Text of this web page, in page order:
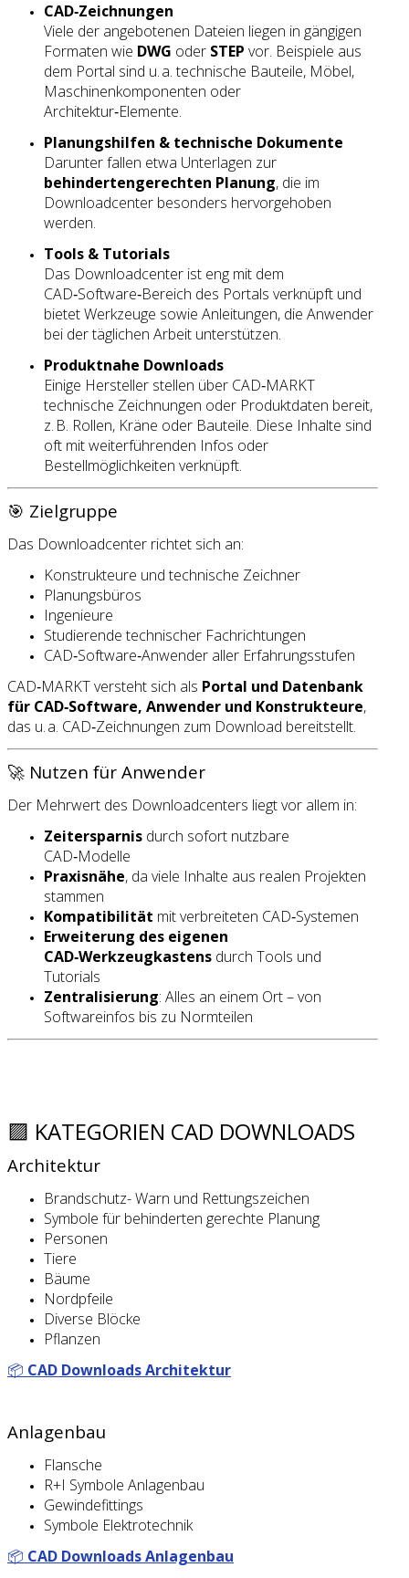
CAD‑Zeichnungen
Viele der angebotenen Dateien liegen in gängigen
Formaten wie DWG oder STEP vor. Beispiele aus
dem Portal sind u. a. technische Bauteile, Möbel,
Maschinenkomponenten oder
Architektur‑Elemente.
Planungshilfen & technische Dokumente
Darunter fallen etwa Unterlagen zur
behindertengerechten Planung, die im
Downloadcenter besonders hervorgehoben
werden.
Tools & Tutorials
Das Downloadcenter ist eng mit dem
CAD‑Software‑Bereich des Portals verknüpft und
bietet Werkzeuge sowie Anleitungen, die Anwender
bei der täglichen Arbeit unterstützen.
Produktnahe Downloads
Einige Hersteller stellen über CAD‑MARKT
technische Zeichnungen oder Produktdaten bereit,
z. B. Rollen, Kräne oder Bauteile. Diese Inhalte sind
oft mit weiterführenden Infos oder
Bestellmöglichkeiten verknüpft.
🎯 Zielgruppe
Das Downloadcenter richtet sich an:
Konstrukteure und technische Zeichner
Planungsbüros
Ingenieure
Studierende technischer Fachrichtungen
CAD‑Software‑Anwender aller Erfahrungsstufen
CAD‑MARKT versteht sich als Portal und Datenbank
für CAD‑Software, Anwender und Konstrukteure,
das u. a. CAD‑Zeichnungen zum Download bereitstellt.
🚀 Nutzen für Anwender
Der Mehrwert des Downloadcenters liegt vor allem in:
Zeitersparnis durch sofort nutzbare
CAD‑Modelle
Praxisnähe, da viele Inhalte aus realen Projekten
stammen
Kompatibilität mit verbreiteten CAD‑Systemen
Erweiterung des eigenen
CAD‑Werkzeugkastens durch Tools und
Tutorials
Zentralisierung: Alles an einem Ort – von
Softwareinfos bis zu Normteilen
🟪 KATEGORIEN CAD DOWNLOADS
Architektur
Brandschutz- Warn und Rettungszeichen
Symbole für behinderten gerechte Planung
Personen
Tiere
Bäume
Nordpfeile
Diverse Blöcke
Pflanzen
📦 CAD Downloads Architektur
Anlagenbau
Flansche
R+I Symbole Anlagenbau
Gewindefittings
Symbole Elektrotechnik
📦 CAD Downloads Anlagenbau